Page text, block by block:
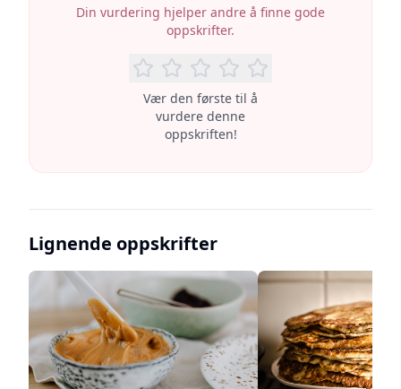
Din vurdering hjelper andre å finne gode
oppskrifter.
Vær den første til å
vurdere denne
oppskriften!
Lignende oppskrifter